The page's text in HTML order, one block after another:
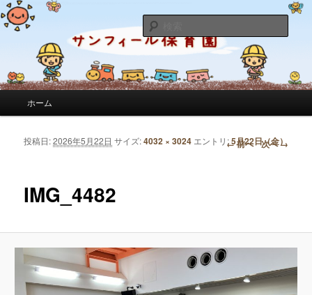
サンフィール保育園のブログ
サンフィール保育園のせんせいのブログです。園の日常を綴っています。
索
メインコンテンツへ移動
サブコンテンツへ移動
ホーム
画像ナビゲーション ← 前へ 次へ →
IMG_4482
投稿日:2026年5月22日 サイズ:4032 × 3024 エントリ:5月22日（金）